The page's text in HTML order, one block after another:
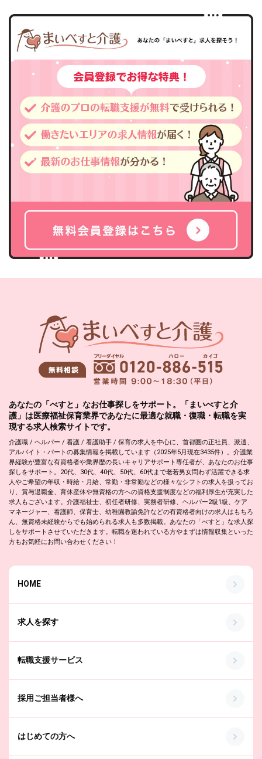
あなたの「べすと」なお仕事探しをサポート。「まいべすと介
護」は医療福祉保育業界であなたに最適な就職・復職・転職を実
現する求人検索サイトです。
介護職 / ヘルパー / 看護 / 看護助手 / 保育の求人を中心に、首都圏の正社員、派遣、
アルバイト・パートの募集情報を掲載しています（2025年5月現在3435件）。介護業
界経験が豊富な有資格者や業界歴の長いキャリアサポート専任者が、あなたのお仕事
探しをサポート。20代、30代、40代、50代、60代まで老若男女問わず活躍できる求
人やご希望の年収・時給・月給、常勤・非常勤などの様々なシフトの求人を扱ってお
り、賞与退職金、育休産休や無資格の方への資格支援制度などの福利厚生が充実した
求人もございます。介護福祉士、初任者研修、実務者研修、ヘルパー2級1級、ケア
マネージャー、看護師、保育士、幼稚園教諭免許などの有資格者向けの求人はもちろ
ん、無資格未経験からでも始められる求人も多数掲載。あなたの「べすと」な求人探
しをサポートさせていただきます。転職を迷われている方やまずは情報収集といった
方もお気軽にお問い合わせください！
HOME
求人を探す
転職支援サービス
採用ご担当者様へ
はじめての方へ